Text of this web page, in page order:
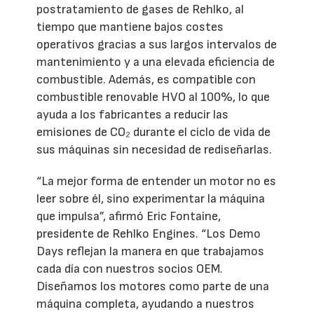
postratamiento de gases de Rehlko, al
tiempo que mantiene bajos costes
operativos gracias a sus largos intervalos de
mantenimiento y a una elevada eficiencia de
combustible. Además, es compatible con
combustible renovable HVO al 100%, lo que
ayuda a los fabricantes a reducir las
emisiones de CO₂ durante el ciclo de vida de
sus máquinas sin necesidad de rediseñarlas.
“La mejor forma de entender un motor no es
leer sobre él, sino experimentar la máquina
que impulsa”, afirmó Eric Fontaine,
presidente de Rehlko Engines. “Los Demo
Days reflejan la manera en que trabajamos
cada día con nuestros socios OEM.
Diseñamos los motores como parte de una
máquina completa, ayudando a nuestros